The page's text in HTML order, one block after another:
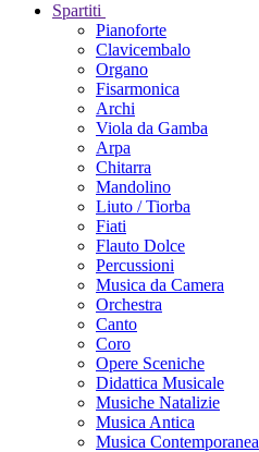
Spartiti
Pianoforte
Clavicembalo
Organo
Fisarmonica
Archi
Viola da Gamba
Arpa
Chitarra
Mandolino
Liuto / Tiorba
Fiati
Flauto Dolce
Percussioni
Musica da Camera
Orchestra
Canto
Coro
Opere Sceniche
Didattica Musicale
Musiche Natalizie
Musica Antica
Musica Contemporanea